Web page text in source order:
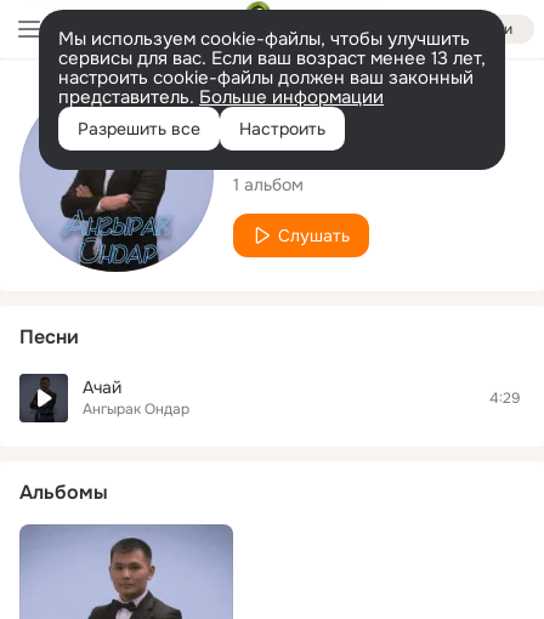
Войти
Мы используем cookie-файлы, чтобы улучшить
сервисы для вас. Если ваш возраст менее 13 лет,
настроить cookie-файлы должен ваш законный
представитель. Больше информации
Разрешить все Настроить
Исполнитель
Ангырак Ондар
1 альбом
Слушать
Песни
Ачай
Ангырак Ондар
4:29
Альбомы